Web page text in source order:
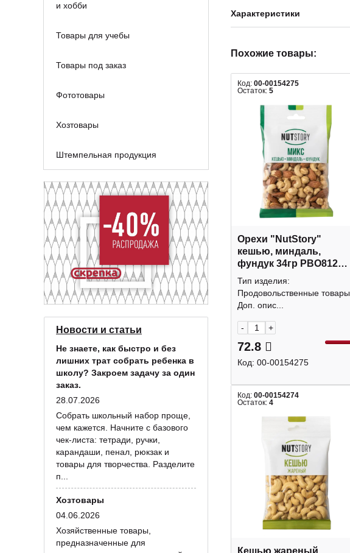
и хобби
Товары для учебы
Товары под заказ
Фототовары
Хозтовары
Штемпельная продукция
Новости и статьи
Не знаете, как быстро и без
лишних трат собрать ребенка в
школу? Закроем задачу за один
заказ.
28.07.2026
Собрать школьный набор проще,
чем кажется. Начните с базового
чек-листа: тетради, ручки,
карандаши, пенал, рюкзак и
товары для творчества. Разделите
п...
Хозтовары
04.06.2026
Хозяйственные товары,
предназначенные для
Характеристики
Похожие товары:
Код: 00-00154275
Остаток: 5
Орехи "NutStory"
кешью, миндаль,
фундук 34гр РВО812
КДВ
Тип изделия:
Продовольственные товары
Доп. опис...
- +
72.8
Код: 00-00154275
Код: 00-00154274
Остаток: 4
Кешью жареный